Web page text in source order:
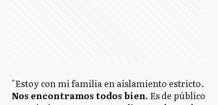
"Estoy con mi familia en aislamiento estricto.
Nos encontramos todos bien. Es de público